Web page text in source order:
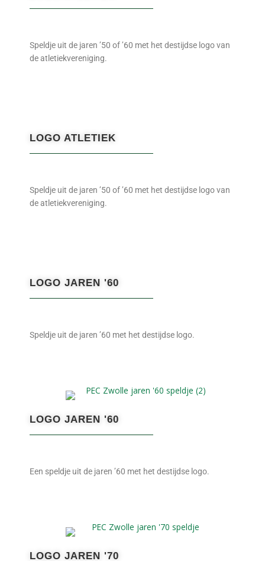
Speldje uit de jaren ’50 of ’60 met het destijdse logo van
de atletiekvereniging.
LOGO ATLETIEK
Speldje uit de jaren ’50 of ’60 met het destijdse logo van
de atletiekvereniging.
LOGO JAREN '60
Speldje uit de jaren ’60 met het destijdse logo.
LOGO JAREN '60
Een speldje uit de jaren ’60 met het destijdse logo.
LOGO JAREN '70